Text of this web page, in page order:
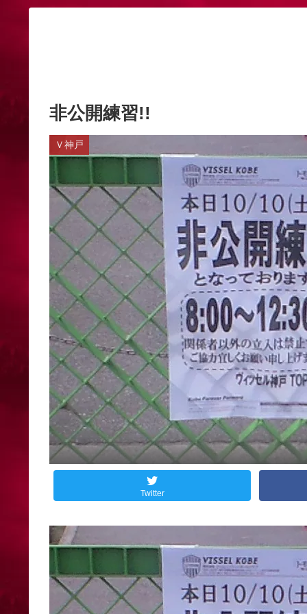
非公開練習!!
Ｖ神戸
Twitter